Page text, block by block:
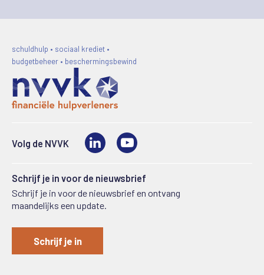
schuldhulp • sociaal krediet •
budgetbeheer • beschermingsbewind
Volg de NVVK LinkedIn
Schrijf je in voor de nieuwsbrief
Schrijf je in voor de nieuwsbrief en ontvang
maandelijks een update.
Schrijf je in